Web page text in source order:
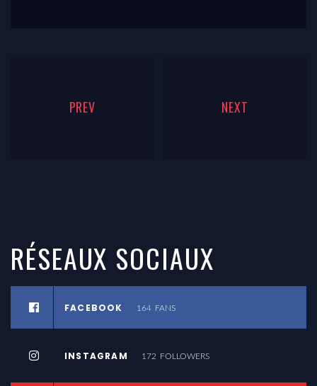
PREV NEXT
RÉSEAUX SOCIAUX
FACEBOOK 164 FANS
INSTAGRAM 172 FOLLOWERS